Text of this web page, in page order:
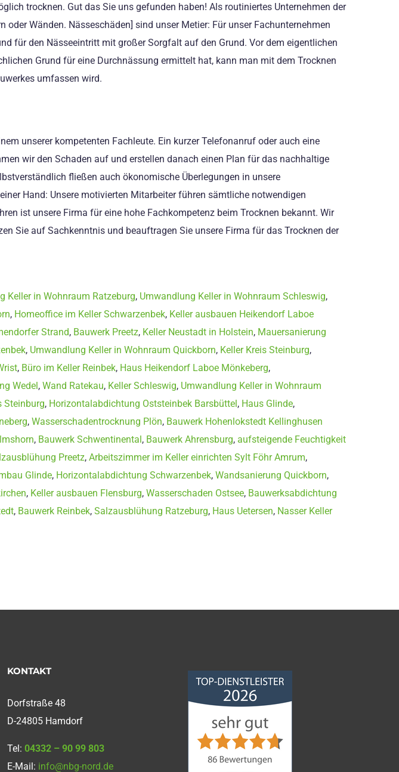
trocknen. Gut das Sie uns gefunden haben! Als routiniertes Unternehmen der
Wänden. Nässeschäden] sind unser Metier: Für unser Fachunternehmen
für den Nässeeintritt mit großer Sorgfalt auf den Grund. Vor dem eigentlichen
Grund für eine Durchnässung ermittelt hat, kann man mit dem Trocknen
umfassen wird.
unserer kompetenten Fachleute. Ein kurzer Telefonanruf oder auch eine
wir den Schaden auf und erstellen danach einen Plan für das nachhaltige
fließen auch ökonomische Überlegungen in unsere
Hand: Unsere motivierten Mitarbeiter führen sämtliche notwendigen
ist unsere Firma für eine hohe Fachkompetenz beim Trocknen bekannt. Wir
Sie auf Sachkenntnis und beauftragen Sie unsere Firma für das Trocknen der
Keller in Wohnraum Ratzeburg, Umwandlung Keller in Wohnraum Schleswig,
, Homeoffice im Keller Schwarzenbek, Keller ausbauen Heikendorf Laboe
Strand, Bauwerk Preetz, Keller Neustadt in Holstein, Mauersanierung
, Umwandlung Keller in Wohnraum Quickborn, Keller Kreis Steinburg,
, Büro im Keller Reinbek, Haus Heikendorf Laboe Mönkeberg,
Wedel, Wand Ratekau, Keller Schleswig, Umwandlung Keller in Wohnraum
Steinburg, Horizontalabdichtung Oststeinbek Barsbüttel, Haus Glinde,
, Wasserschadentrocknung Plön, Bauwerk Hohenlokstedt Kellinghusen
, Bauwerk Schwentinental, Bauwerk Ahrensburg, aufsteigende Feuchtigkeit
Preetz, Arbeitszimmer im Keller einrichten Sylt Föhr Amrum,
Glinde, Horizontalabdichtung Schwarzenbek, Wandsanierung Quickborn,
, Keller ausbauen Flensburg, Wasserschaden Ostsee, Bauwerksabdichtung
, Bauwerk Reinbek, Salzausblühung Ratzeburg, Haus Uetersen, Nasser Keller
KONTAKT
Dorfstraße 48
D-24805 Hamdorf
Tel: 04332 – 90 99 803
E-Mail: info@nbg-nord.de
Norddeutsche
Bauabdichtungsgesellschaft
mbH
von 5
86Bewertungen